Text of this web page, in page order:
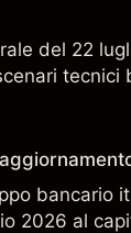
del 22
tecnici
bancario
2026 al